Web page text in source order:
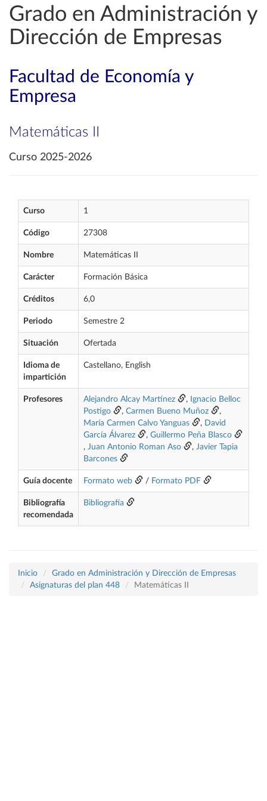
Grado en Administración y
Dirección de Empresas
Facultad de Economía y
Empresa
Matemáticas II
Curso 2025-2026
Curso 1
Código 27308
Nombre Matemáticas II
Carácter Formación Básica
Créditos 6,0
Periodo Semestre 2
Situación Ofertada
Idioma de
impartición
Castellano, English
Profesores Alejandro Alcay Martínez , Ignacio Belloc
Postigo
, Carmen Bueno Muñoz
,
María Carmen Calvo Yanguas
, David
García Álvarez
, Guillermo Peña Blasco
, Juan Antonio Roman Aso , Javier Tapia
Barcones
Guía docente Formato web / Formato PDF
Bibliografía
recomendada
Bibliografía
Inicio
Grado en Administración y Dirección de Empresas
Asignaturas del plan 448
Matemáticas II